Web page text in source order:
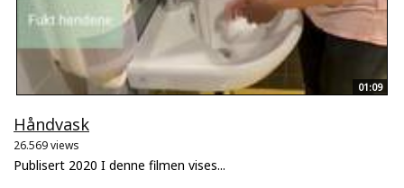
01:09
Håndvask
26.569 views
Publisert 2020 I denne filmen vises...